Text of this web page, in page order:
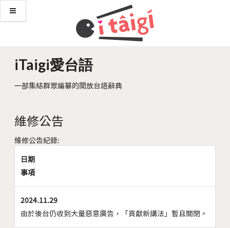
iTaigi愛台語
一部集結群眾編纂的開放台語辭典
維修公告
維修公告紀錄:
日期
事項
2024.11.29
由於後台仍收到大量惡意廣告，「貢獻新講法」暫且關閉。